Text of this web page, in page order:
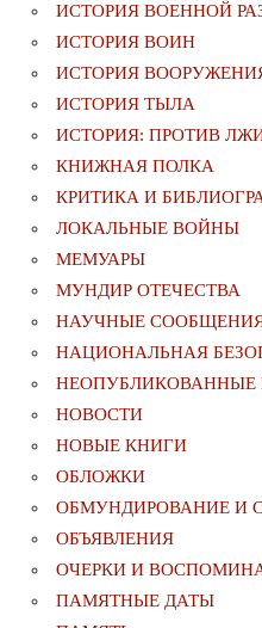
ИСТОРИЯ ВОЕННОЙ
ИСТОРИЯ ВОИН
ИСТОРИЯ
ИСТОРИЯ ТЫЛА
ИСТОРИЯ: ПРОТИВ
КНИЖНАЯ ПОЛКА
КРИТИКА И
ЛОКАЛЬНЫЕ ВОЙНЫ
МЕМУАРЫ
МУНДИР ОТЕЧЕСТВА
НАУЧНЫЕ
НАЦИОНАЛЬНАЯ
НЕОПУБЛИКОВАННЫЕ
НОВОСТИ
НОВЫЕ КНИГИ
ОБЛОЖКИ
ОБМУНДИРОВАНИЕ И
ОБЪЯВЛЕНИЯ
ОЧЕРКИ И
ПАМЯТНЫЕ ДАТЫ